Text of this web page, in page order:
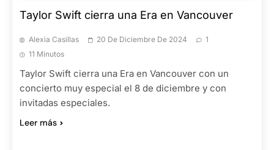
Taylor Swift cierra una Era en Vancouver
Alexia Casillas 20 De Diciembre De 2024
1
11 Minutos
Taylor Swift cierra una Era en Vancouver con un
concierto muy especial el 8 de diciembre y con
invitadas especiales.
Leer más